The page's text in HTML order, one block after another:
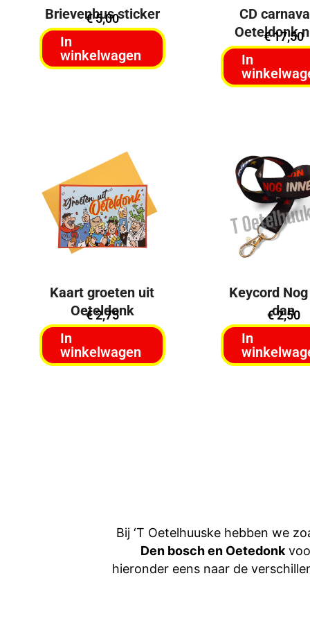
Brievenbus sticker
€5,00
In
winkelwagen
CD
Oeteldonk
€17,50
In
Kaart groeten uit
Oeteldonk
€2,75
In
winkelwagen
Keycord
dan
€2,50
In
Bij ‘T Oetelhuuske hebben we
Den bosch en Oetedonk
hieronder eens naar de